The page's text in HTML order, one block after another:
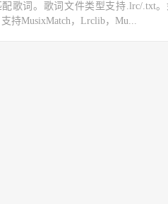
配歌词。歌词文件类型支持.lrc/.txt
持MusixMatch，Lrclib，Mu...